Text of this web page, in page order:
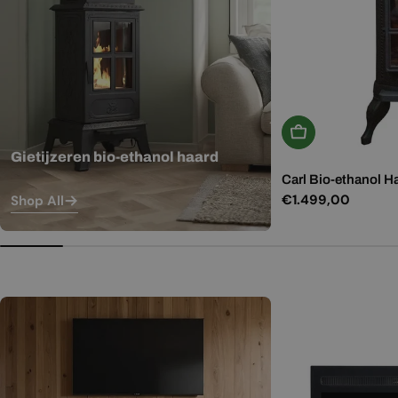
Gietijzeren bio-ethanol haard
Shop All
In Winkelwagen
Carl Bio-ethanol
Normale
€1.499,00